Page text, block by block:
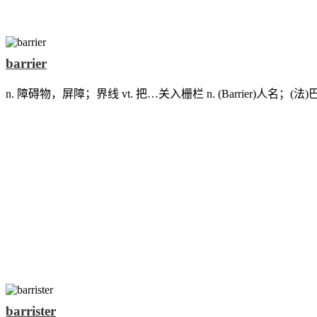
barrier
n. 障碍物，屏障；界线 vt. 把…关入栅栏 n. (Barrier)人名；(法)
barrister